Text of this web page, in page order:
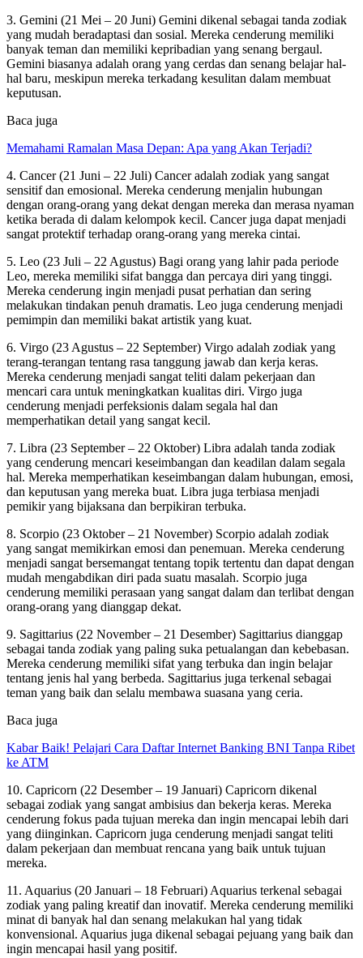
3. Gemini (21 Mei – 20 Juni) Gemini dikenal sebagai tanda zodiak
yang mudah beradaptasi dan sosial. Mereka cenderung memiliki
banyak teman dan memiliki kepribadian yang senang bergaul.
Gemini biasanya adalah orang yang cerdas dan senang belajar hal-
hal baru, meskipun mereka terkadang kesulitan dalam membuat
keputusan.
Baca juga
Memahami Ramalan Masa Depan: Apa yang Akan Terjadi?
4. Cancer (21 Juni – 22 Juli) Cancer adalah zodiak yang sangat
sensitif dan emosional. Mereka cenderung menjalin hubungan
dengan orang-orang yang dekat dengan mereka dan merasa nyaman
ketika berada di dalam kelompok kecil. Cancer juga dapat menjadi
sangat protektif terhadap orang-orang yang mereka cintai.
5. Leo (23 Juli – 22 Agustus) Bagi orang yang lahir pada periode
Leo, mereka memiliki sifat bangga dan percaya diri yang tinggi.
Mereka cenderung ingin menjadi pusat perhatian dan sering
melakukan tindakan penuh dramatis. Leo juga cenderung menjadi
pemimpin dan memiliki bakat artistik yang kuat.
6. Virgo (23 Agustus – 22 September) Virgo adalah zodiak yang
terang-terangan tentang rasa tanggung jawab dan kerja keras.
Mereka cenderung menjadi sangat teliti dalam pekerjaan dan
mencari cara untuk meningkatkan kualitas diri. Virgo juga
cenderung menjadi perfeksionis dalam segala hal dan
memperhatikan detail yang sangat kecil.
7. Libra (23 September – 22 Oktober) Libra adalah tanda zodiak
yang cenderung mencari keseimbangan dan keadilan dalam segala
hal. Mereka memperhatikan keseimbangan dalam hubungan, emosi,
dan keputusan yang mereka buat. Libra juga terbiasa menjadi
pemikir yang bijaksana dan berpikiran terbuka.
8. Scorpio (23 Oktober – 21 November) Scorpio adalah zodiak
yang sangat memikirkan emosi dan penemuan. Mereka cenderung
menjadi sangat bersemangat tentang topik tertentu dan dapat dengan
mudah mengabdikan diri pada suatu masalah. Scorpio juga
cenderung memiliki perasaan yang sangat dalam dan terlibat dengan
orang-orang yang dianggap dekat.
9. Sagittarius (22 November – 21 Desember) Sagittarius dianggap
sebagai tanda zodiak yang paling suka petualangan dan kebebasan.
Mereka cenderung memiliki sifat yang terbuka dan ingin belajar
tentang jenis hal yang berbeda. Sagittarius juga terkenal sebagai
teman yang baik dan selalu membawa suasana yang ceria.
Baca juga
Kabar Baik! Pelajari Cara Daftar Internet Banking BNI Tanpa Ribet
ke ATM
10. Capricorn (22 Desember – 19 Januari) Capricorn dikenal
sebagai zodiak yang sangat ambisius dan bekerja keras. Mereka
cenderung fokus pada tujuan mereka dan ingin mencapai lebih dari
yang diinginkan. Capricorn juga cenderung menjadi sangat teliti
dalam pekerjaan dan membuat rencana yang baik untuk tujuan
mereka.
11. Aquarius (20 Januari – 18 Februari) Aquarius terkenal sebagai
zodiak yang paling kreatif dan inovatif. Mereka cenderung memiliki
minat di banyak hal dan senang melakukan hal yang tidak
konvensional. Aquarius juga dikenal sebagai pejuang yang baik dan
ingin mencapai hasil yang positif.